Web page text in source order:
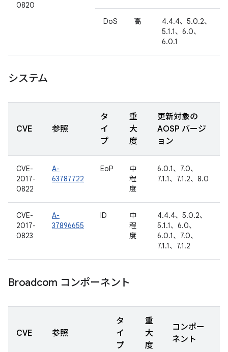
0820
DoS 高
4.4.4、5.0.2、
5.1.1、6.0、
6.0.1
システム
CVE 参照
タ
イ
プ
重
大
度
更新対象の
AOSP バージ
ョン
CVE-
2017-
0822
A-
63787722
EoP
中
程
度
6.0.1、7.0、
7.1.1、7.1.2、8.0
CVE-
2017-
0823
A-
37896655
ID
中
程
度
4.4.4、5.0.2、
5.1.1、6.0、
6.0.1、7.0、
7.1.1、7.1.2
Broadcom コンポーネント
CVE 参照
タ
イ
プ
重
大
度
コンポー
ネント